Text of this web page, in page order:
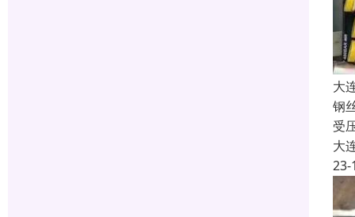
大
钢
受
大
23-